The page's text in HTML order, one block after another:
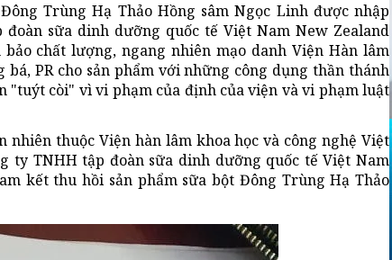
Trùng Hạ Thảo Hồng sâm Ngọc Linh được nhập
sữa dinh dưỡng quốc tế Việt Nam New Zealand
chất lượng, ngang nhiên mạo danh Viện Hàn lâm
PR cho sản phẩm với những công dụng thần thánh
"tuýt còi" vì vi phạm của định của viện và vi phạm luật
nhiên thuộc Viện hàn lâm khoa học và công nghệ Việt
ty TNHH tập đoàn sữa dinh dưỡng quốc tế Việt Nam
kết thu hồi sản phẩm sữa bột Đông Trùng Hạ Thảo